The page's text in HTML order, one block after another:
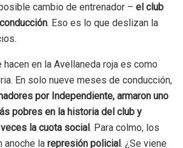
cambio de entrenador – el club
. Eso es lo que deslizan la
hacen en la Avellaneda roja es como
En solo nueve meses de conducción,
por Independiente, armaron uno
pobres en la historia del club y
la cuota social. Para colmo, los
anoche la represión policial. ¿Se viene